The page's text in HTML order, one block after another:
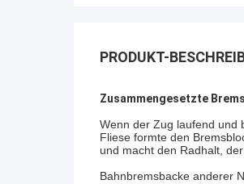
PRODUKT-
Zusammengesetzte
Wenn der Zug laufend und
Fliese formte den
und macht den Radhalt,
Bahnbremsbacke anderer